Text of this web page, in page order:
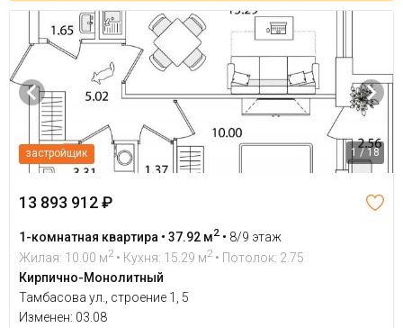
застройщик 1 / 18
13 893 912 ₽
1-комнатная квартира • 37.92 м2 • 8/9 этаж
Жилая: 10.00 м2 • Кухня: 15.29 м2 • Потолок: 2.75
Кирпично-Монолитный
Тамбасова ул., строение 1, 5
Изменен: 03.08